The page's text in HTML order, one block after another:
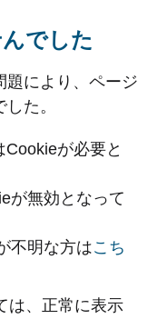
でした
題により、ページ
た。
が必要と
が無効となって
不明な方はこち
は、正常に表示